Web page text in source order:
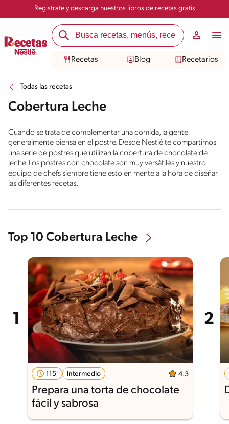
Registrate y descarga nuestros libros de recetas gratis
Recetas Blog Recetarios
Todas las recetas
Cobertura Leche
Cuando se trata de complementar una comida, la gente
generalmente piensa en el postre. Desde Nestlé te compartimos
una serie de postres que utilizan la cobertura de chocolate de
leche. Los postres con chocolate son muy versátiles y nuestro
equipo de chefs siempre tiene esto en mente a la hora de diseñar
las diferentes recetas.
Top 10 Cobertura Leche
115' Intermedio 4.3
Prepara una torta de chocolate
fácil y sabrosa